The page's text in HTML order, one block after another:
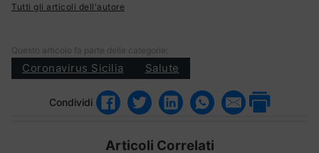
Tutti gli articoli dell'autore
Questo articolo fa parte delle categorie:
Coronavirus Sicilia Salute
Condividi
Articoli Correlati